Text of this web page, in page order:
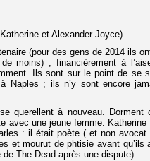
et Alexander Joyce)
(pour des gens de 2014 ils
moins) , financièrement à
Ils sont sur le point de se
à Naples ; ils n’y sont encore
querellent à nouveau.
avec une jeune femme. Katherine
: il était poète ( et non
et mourut de phtisie avant
The Dead après une dispute).